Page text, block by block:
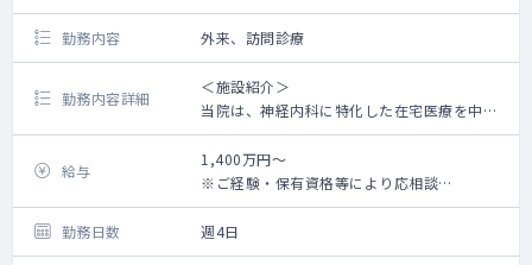
【外来】
・外来患者数：1日20名（半日10名）前後
・主な疾患：パーキンソン病などの神経疾患
ルフィットネス
理学療法士2名、介護福祉士3名、ドライバー
勤務内容 外来、訪問診療
勤務内容詳細
＜施設紹介＞
当院は、神経内科に特化した在宅医療を中心
に、外来診療・通所リハを組み合わせた地域
密着型の医療を提供しています
在宅医療に関心のある方はもちろん、神経内
科の専門性を活かしたい先生にも最適な環境
です
★専門性を活かせる：神経難病・脳卒中・パ
給与
1,400万円～
※ご経験・保有資格等により応相談
※資格手当・オンコール手当等、別途支給
勤務日数
週4日